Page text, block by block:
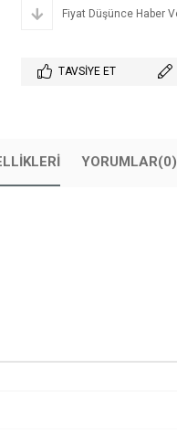
Fiyat Düşünce Haber
TAVSIYE ET
YORUMLAR(0)